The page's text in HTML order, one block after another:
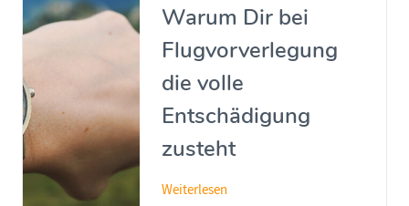
Warum Dir bei
Flugvorverlegung
die volle
Entschädigung
zusteht
Weiterlesen